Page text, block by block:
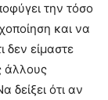
την τόσο
και να
δεν είμαστε
άλλους
δείξει ότι αν